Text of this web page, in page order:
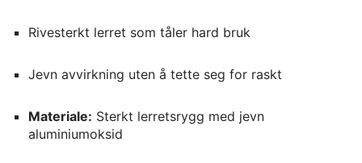
Rivesterkt lerret som tåler hard bruk
Jevn avvirkning uten å tette seg for raskt
Materiale: Sterkt lerretsrygg med jevn
aluminiumoksid